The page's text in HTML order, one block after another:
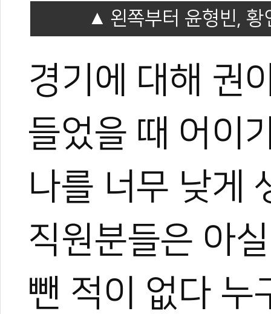
왼쪽부터 윤형빈,
경기에 대해 권
들었을 때 어이
나를 너무 낮게
직원분들은 아
뺀 적이 없다 누